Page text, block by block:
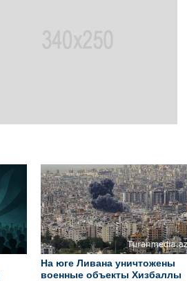
На юге Ливана уничтожены
военные объекты Хизбаллы